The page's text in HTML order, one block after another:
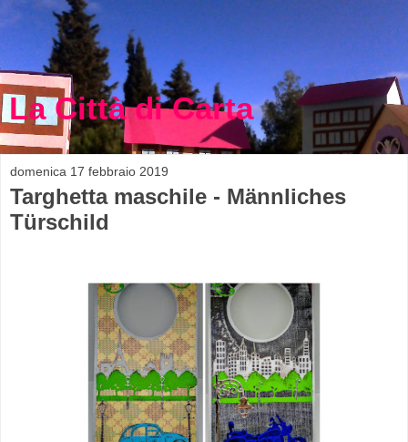
La Città di Carta
domenica 17 febbraio 2019
Targhetta maschile - Männliches
Türschild